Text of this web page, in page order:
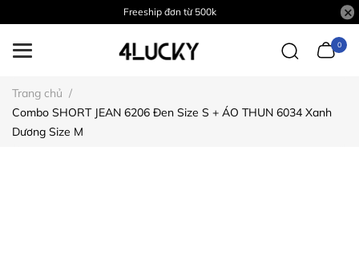
Freeship đơn từ 500k
0
Trang chủ /
Combo SHORT JEAN 6206 Đen Size S + ÁO THUN 6034 Xanh
Dương Size M